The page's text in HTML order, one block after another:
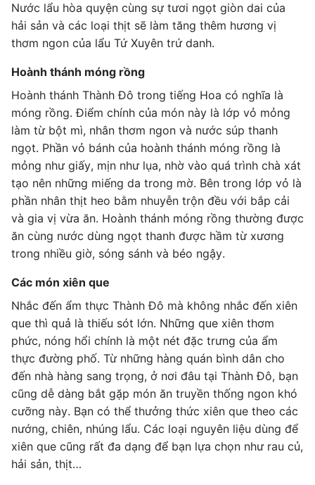
Nước lẩu hòa quyện cùng sự tươi ngọt giòn dai của
hải sản và các loại thịt sẽ làm tăng thêm hương vị
thơm ngon của lẩu Tứ Xuyên trứ danh.
Hoành thánh móng rồng
Hoành thánh Thành Đô trong tiếng Hoa có nghĩa là
móng rồng. Điểm chính của món này là lớp vỏ mỏng
làm từ bột mì, nhân thơm ngon và nước súp thanh
ngọt. Phần vỏ bánh của hoành thánh móng rồng là
mỏng như giấy, mịn như lụa, nhờ vào quá trình chà xát
tạo nên những miếng da trong mờ. Bên trong lớp vỏ là
phần nhân thịt heo bằm nhuyễn trộn đều với bắp cải
và gia vị vừa ăn. Hoành thánh móng rồng thường được
ăn cùng nước dùng ngọt thanh được hầm từ xương
trong nhiều giờ, sóng sánh và béo ngậy.
Các món xiên que
Nhắc đến ẩm thực Thành Đô mà không nhắc đến xiên
que thì quả là thiếu sót lớn. Những que xiên thơm
phức, nóng hổi chính là một nét đặc trưng của ẩm
thực đường phố. Từ những hàng quán bình dân cho
đến nhà hàng sang trọng, ở nơi đâu tại Thành Đô, bạn
cũng dễ dàng bắt gặp món ăn truyền thống ngon khó
cưỡng này. Bạn có thể thưởng thức xiên que theo các
nướng, chiên, nhúng lẩu. Các loại nguyên liệu dùng để
xiên que cũng rất đa dạng để bạn lựa chọn như rau củ,
hải sản, thịt…